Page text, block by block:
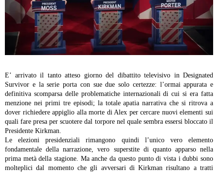
E’ arrivato il tanto atteso giorno del dibattito televisivo in Designated
Survivor e la serie porta con sue due solo certezze: l’ormai appurata e
definitiva scomparsa delle problematiche internazionali di cui si era fatta
menzione nei primi tre episodi; la totale apatia narrativa che si ritrova a
dover richiedere appiglio alla morte di Alex per cercare nuovi elementi sui
quali fare presa per scuotere dal torpore nel quale sembra essersi bloccato il
Presidente Kirkman.
Le elezioni presidenziali rimangono quindi l’unico vero elemento
fondamentale della narrazione, vero superstite di quanto apparso nella
prima metà della stagione. Ma anche da questo punto di vista i dubbi sono
molteplici dal momento che gli avversari di Kirkman risultano a tratti